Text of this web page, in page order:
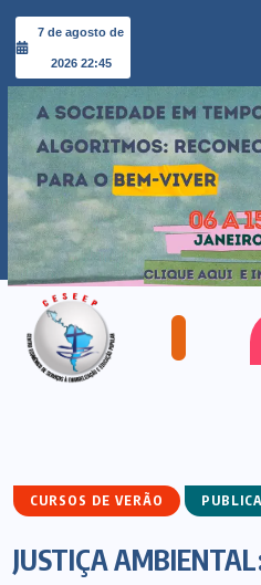
7 de agosto de
2026 22:45
CURSOS DE VERÃO
JUSTIÇA